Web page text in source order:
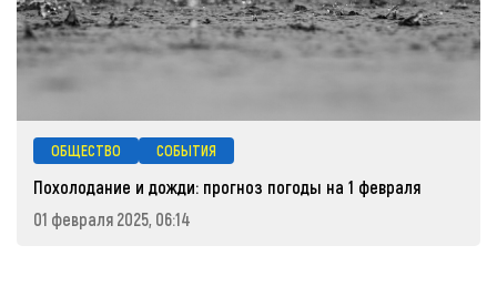
ОБЩЕСТВО СОБЫТИЯ
Похолодание и дожди: прогноз погоды на 1 февраля
01 февраля 2025, 06:14